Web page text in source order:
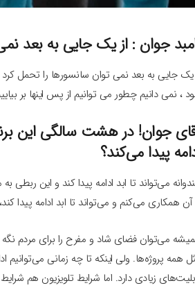
جوان : از یک جایی به بعد
یک جایی به بعد نمی توان سانسورها را تحمل
، نمی دانیم چطور می توانیم از پس اینها بر
جوان! در هشت سالگی این
پیدا می‌کند؟
می‌تواند تا ابد ادامه پیدا کند و این
آن همکاری می‌کنم و می‌تواند تا ابد ادامه پیدا
می‌توان فضای شاد و مفرح را برای مردم
همه پروژه‌ها. ولی اینکه تا چه زمانی می‌توانیم
زیادی دارد. اما شرایط تلویزیون هم